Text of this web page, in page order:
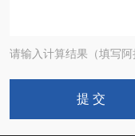
请输入计算结果（填写